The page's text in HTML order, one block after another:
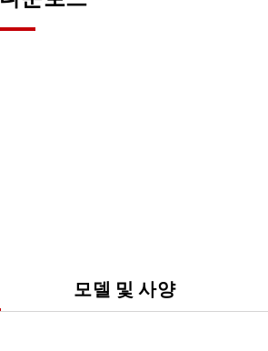
모델 및 사양